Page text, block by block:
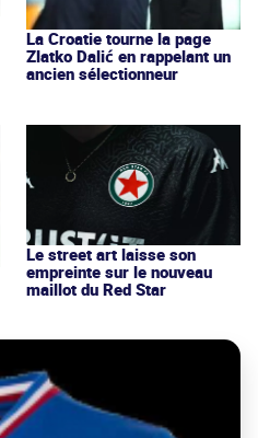
La Croatie tourne la page
Zlatko Dalić en rappelant un
ancien sélectionneur
Le street art laisse son
empreinte sur le nouveau
maillot du Red Star